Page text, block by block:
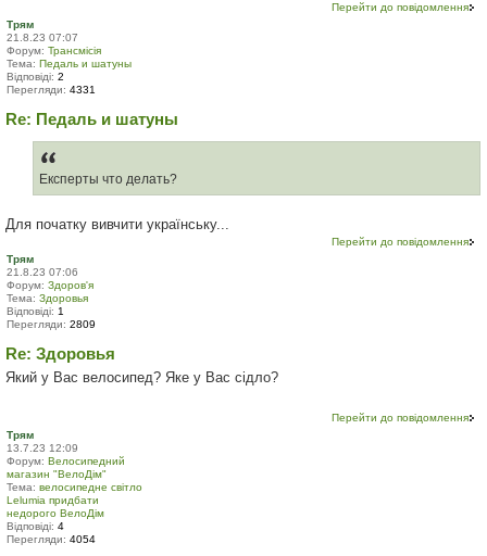
Перейти до повідомлення
Трям
21.8.23 07:07
Форум: Трансмісія
Тема: Педаль и шатуны
Відповіді: 2
Перегляди: 4331
Re: Педаль и шатуны
Експерты что делать?
Для початку вивчити українську...
Перейти до повідомлення
Трям
21.8.23 07:06
Форум: Здоров'я
Тема: Здоровья
Відповіді: 1
Перегляди: 2809
Re: Здоровья
Який у Вас велосипед? Яке у Вас сідло?
Перейти до повідомлення
Трям
13.7.23 12:09
Форум: Велосипедний
магазин "ВелоДім"
Тема: велосипедне світло
Lelumia придбати
недорого ВелоДім
Відповіді: 4
Перегляди: 4054